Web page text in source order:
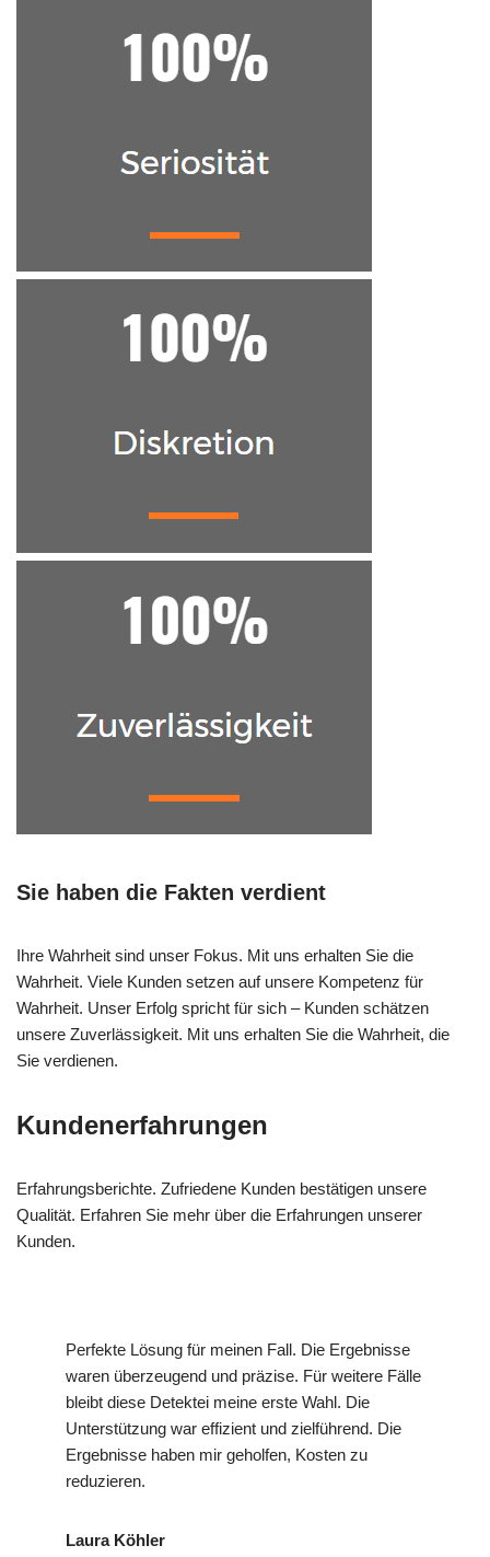
Sie haben die Fakten verdient
Ihre Wahrheit sind unser Fokus. Mit uns erhalten Sie die
Wahrheit. Viele Kunden setzen auf unsere Kompetenz für
Wahrheit. Unser Erfolg spricht für sich – Kunden schätzen
unsere Zuverlässigkeit. Mit uns erhalten Sie die Wahrheit, die
Sie verdienen.
Kundenerfahrungen
Erfahrungsberichte. Zufriedene Kunden bestätigen unsere
Qualität. Erfahren Sie mehr über die Erfahrungen unserer
Kunden.
Perfekte Lösung für meinen Fall. Die Ergebnisse
waren überzeugend und präzise. Für weitere Fälle
bleibt diese Detektei meine erste Wahl. Die
Unterstützung war effizient und zielführend. Die
Ergebnisse haben mir geholfen, Kosten zu
reduzieren.
Laura Köhler